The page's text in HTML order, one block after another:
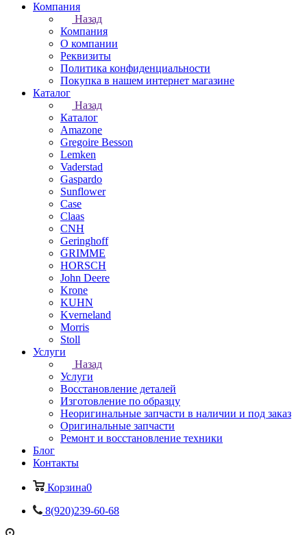
Компания
Назад
Компания
О компании
Реквизиты
Политика конфиденциальности
Покупка в нашем интернет магазине
Каталог
Назад
Каталог
Amazone
Gregoire Besson
Lemken
Vaderstad
Gaspardo
Sunflower
Case
Claas
CNH
Geringhoff
GRIMME
HORSCH
John Deere
Krone
KUHN
Kverneland
Morris
Stoll
Услуги
Назад
Услуги
Восстановление деталей
Изготовление по образцу
Неоригинальные запчасти в наличии и под заказ
Оригинальные запчасти
Ремонт и восстановление техники
Блог
Контакты
Корзина0
8(920)239-60-68